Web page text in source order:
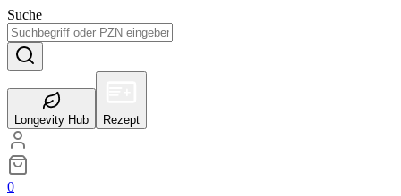
Suche
Longevity Hub Rezept
0